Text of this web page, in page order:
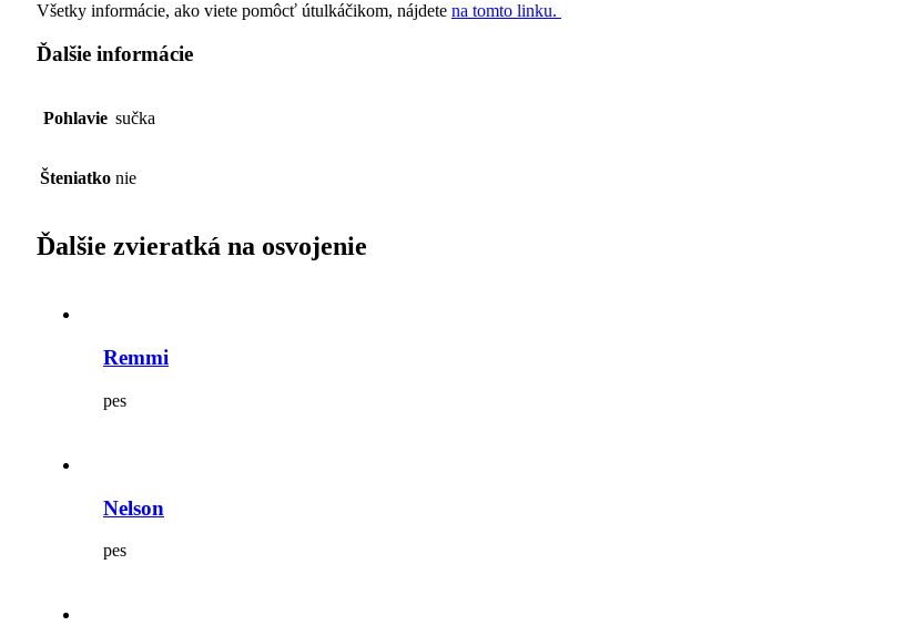
Všetky informácie, ako viete pomôcť útulkáčikom, nájdete na tomto linku.
Ďalšie informácie
Pohlavie sučka
Šteniatko nie
Ďalšie zvieratká na osvojenie
Remmi
pes
Nelson
pes